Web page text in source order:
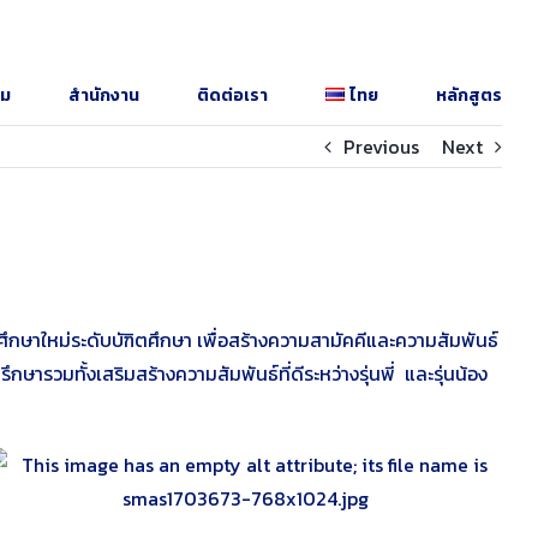
สำนักงาน ติดต่อเรา ไทย หลักสูตร
Previous Next
ษาใหม่ระดับบัฑิตศึกษา เพื่อสร้างความสามัคคีและความสัมพันธ์
ษารวมทั้งเสริมสร้างความสัมพันธ์ที่ดีระหว่างรุ่นพี่ และรุ่นน้อง